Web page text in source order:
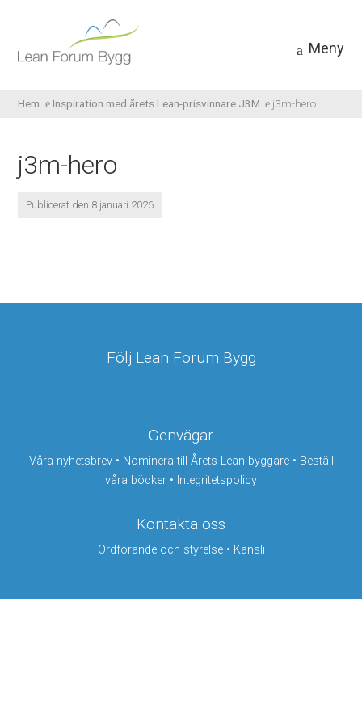
Meny
Hem Inspiration med årets Lean-prisvinnare J3M j3m-hero
j3m-hero
Publicerat den 8 januari 2026
Följ Lean Forum Bygg
Genvägar
Våra nyhetsbrev• Nominera till Årets Lean-byggare• Beställ
våra böcker • Integritetspolicy
Kontakta oss
Ordförande och styrelse• Kansli